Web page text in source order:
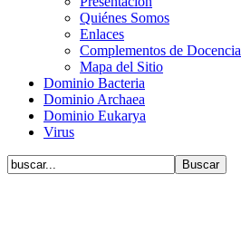
Quiénes Somos
Enlaces
Complementos de Docencia
Mapa del Sitio
Dominio Bacteria
Dominio Archaea
Dominio Eukarya
Virus